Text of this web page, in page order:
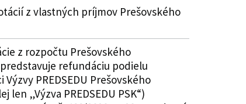
z vlastných príjmov Prešovského
z rozpočtu Prešovského
refundáciu podielu
PREDSEDU Prešovského
„Výzva PREDSEDU PSK“)